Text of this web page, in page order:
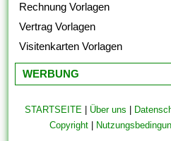
Rechnung Vorlagen
Vertrag Vorlagen
Visitenkarten Vorlagen
WERBUNG
STARTSEITE| Über uns
Copyright|